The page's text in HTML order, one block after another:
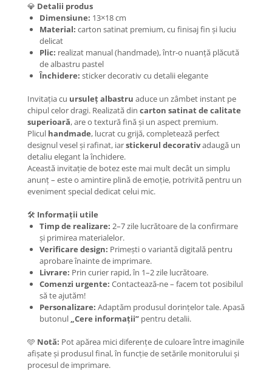
💎 Detalii produs
Dimensiune: 13×18 cm
Material: carton satinat premium, cu finisaj fin și luciu
delicat
Plic: realizat manual (handmade), într-o nuanță plăcută
de albastru pastel
Închidere: sticker decorativ cu detalii elegante
Invitația cu ursuleț albastru aduce un zâmbet instant pe
chipul celor dragi. Realizată din carton satinat de calitate
superioară, are o textură fină și un aspect premium.
Plicul handmade, lucrat cu grijă, completează perfect
designul vesel și rafinat, iarstickerul decorativadaugă un
detaliu elegant la închidere.
Această invitație de botez este mai mult decât un simplu
anunț – este o amintire plină de emoție, potrivită pentru un
eveniment special dedicat celui mic.
🛠️ Informații utile
Timp de realizare: 2–7 zile lucrătoare de la confirmare
și primirea materialelor.
Verificare design: Primești o variantă digitală pentru
aprobare înainte de imprimare.
Livrare: Prin curier rapid, în 1–2 zile lucrătoare.
Comenzi urgente: Contactează-ne – facem tot posibilul
să te ajutăm!
Personalizare: Adaptăm produsul dorințelor tale. Apasă
butonul „Cere informații” pentru detalii.
🩵 Notă: Pot apărea mici diferențe de culoare între imaginile
afișate și produsul final, în funcție de setările monitorului și
procesul de imprimare.